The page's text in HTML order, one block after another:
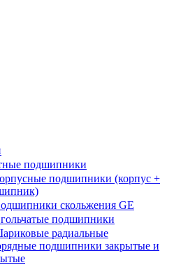
подшипники
подшипники (корпус +
скольжения GE
подшипники
радиальные
подшипники закрытые и